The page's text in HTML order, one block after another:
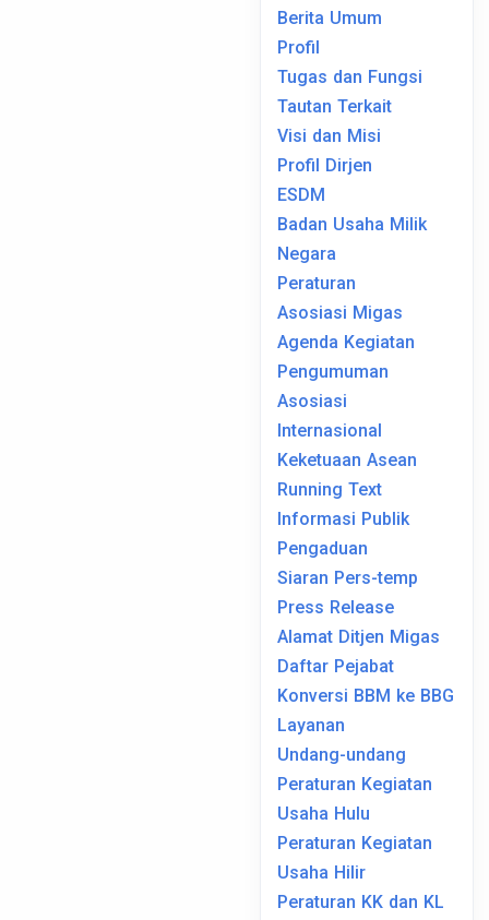
Berita Umum
Profil
Tugas dan Fungsi
Tautan Terkait
Visi dan Misi
Profil Dirjen
ESDM
Badan Usaha Milik
Negara
Peraturan
Asosiasi Migas
Agenda Kegiatan
Pengumuman
Asosiasi
Internasional
Keketuaan Asean
Running Text
Informasi Publik
Pengaduan
Siaran Pers-temp
Press Release
Alamat Ditjen Migas
Daftar Pejabat
Konversi BBM ke BBG
Layanan
Undang-undang
Peraturan Kegiatan
Usaha Hulu
Peraturan Kegiatan
Usaha Hilir
Peraturan KK dan KL